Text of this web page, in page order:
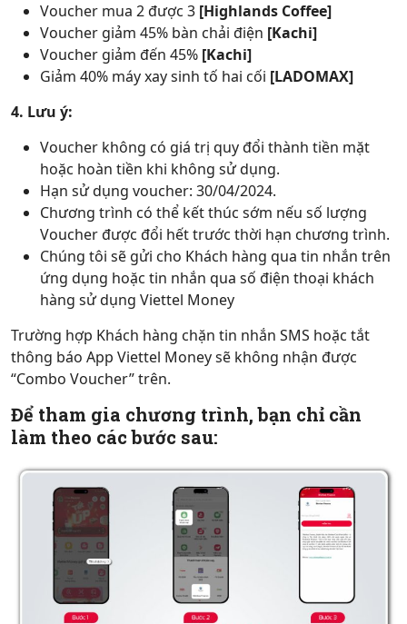
Voucher mua 2 được 3 [Highlands Coffee]
Voucher giảm 45% bàn chải điện [Kachi]
Voucher giảm đến 45% [Kachi]
Giảm 40% máy xay sinh tố hai cối [LADOMAX]
4. Lưu ý:
Voucher không có giá trị quy đổi thành tiền mặt
hoặc hoàn tiền khi không sử dụng.
Hạn sử dụng voucher: 30/04/2024.
Chương trình có thể kết thúc sớm nếu số lượng
Voucher được đổi hết trước thời hạn chương trình.
Chúng tôi sẽ gửi cho Khách hàng qua tin nhắn trên
ứng dụng hoặc tin nhắn qua số điện thoại khách
hàng sử dụng Viettel Money
Trường hợp Khách hàng chặn tin nhắn SMS hoặc tắt
thông báo App Viettel Money sẽ không nhận được
“Combo Voucher” trên.
Để tham gia chương trình, bạn chỉ cần
làm theo các bước sau: